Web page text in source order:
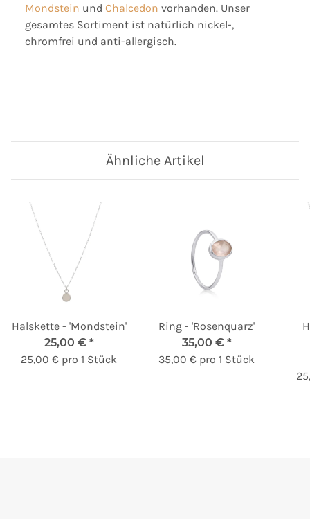
Mondstein und Chalcedon vorhanden. Unser
gesamtes Sortiment ist natürlich nickel-,
chromfrei und anti-allergisch.
Ähnliche Artikel
Halskette - 'Mondstein'
25,00 € *
25,00 € pro 1 Stück
Ring - 'Rosenquarz'
35,00 € *
35,00 € pro 1 Stück